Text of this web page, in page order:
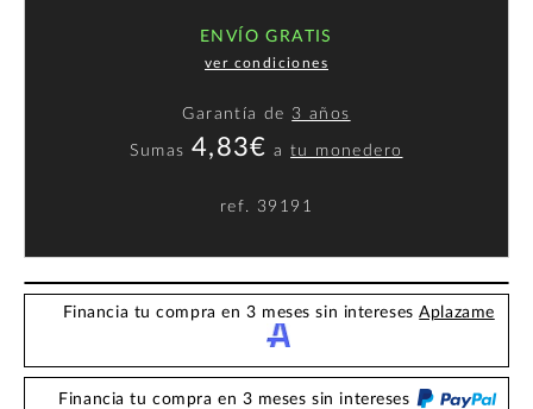
ENVÍO GRATIS
ver condiciones
Garantía de 3 años
Sumas 4,83€ atu monedero
ref. 39191
Financia tu compra en 3 meses sin interesesAplazame
Financia tu compra en 3 meses sin intereses